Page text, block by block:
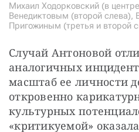
Михаил Ходорковский (в
Венедиктовым (второй
Пригожиным (третья и второй
Случай Антоновой
аналогичных
масштаб ее личности
откровенно
культурных
«критикуемой»